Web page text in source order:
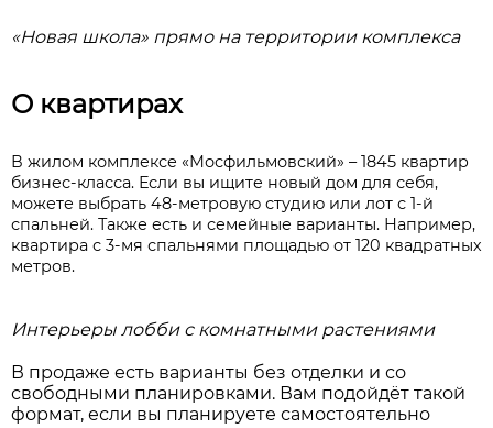
«Новая школа» прямо на территории комплекса
О квартирах
В жилом комплексе «Мосфильмовский» – 1845 квартир
бизнес-класса. Если вы ищите новый дом для себя,
можете выбрать 48-метровую студию или лот с 1-й
спальней. Также есть и семейные варианты. Например,
квартира с 3-мя спальнями площадью от 120 квадратных
метров.
Интерьеры лобби с комнатными растениями
В продаже есть варианты без отделки и со
свободными планировками. Вам подойдёт такой
формат, если вы планируете самостоятельно